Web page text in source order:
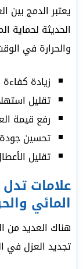
يعتبر الدمج بين
الحديثة لحماية
والحرارة في
زيادة
تقليل
رفع قيمة
تحسين جودة
تقليل
علامات
المائي
هناك العديد من
تجديد العزل في